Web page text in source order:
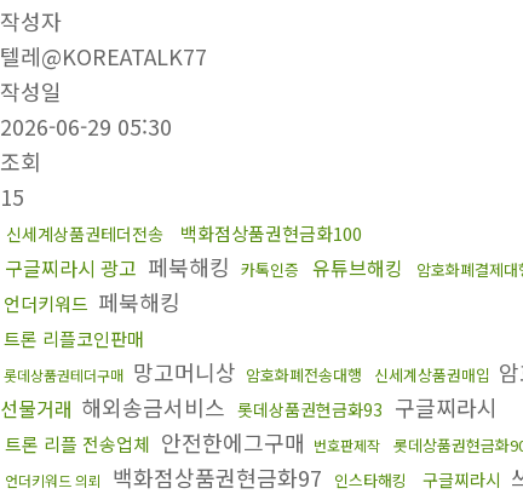
작성자
텔레@KOREATALK77
작성일
2026-06-29 05:30
조회
15
신세계상품권테더전송 백화점상품권현금화100
구글찌라시 광고 페북해킹 카톡인증 유튜브해킹 암호화폐결제대
언더키워드 페북해킹
트론 리플코인판매
롯데상품권테더구매 망고머니상 암호화폐전송대행 신세계상품권매입
선물거래 해외송금서비스 롯데상품권현금화93 구글찌라시
트론 리플 전송업체 안전한에그구매 번호판제작 롯데상품권현금화
언더키워드 의뢰 백화점상품권현금화97 인스타해킹 구글찌라시